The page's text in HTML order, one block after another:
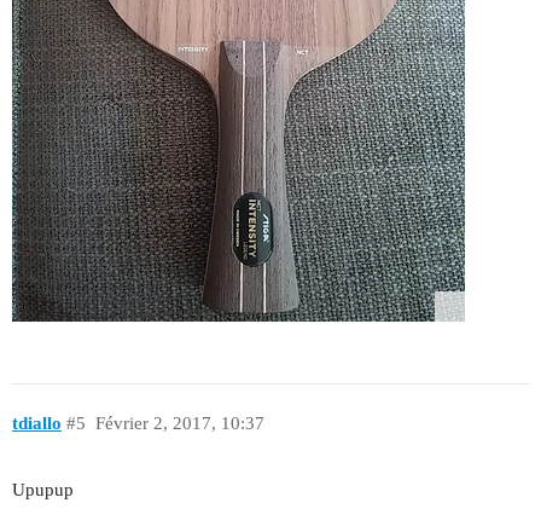
tdiallo Février 2, 2017, 10:37
#5
Upupup